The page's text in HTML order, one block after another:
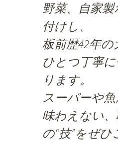
野菜、自家
付けし、
板前歴42年
ひとつ丁寧
ります。
スーパーや
味わえない、
の“技”をぜ